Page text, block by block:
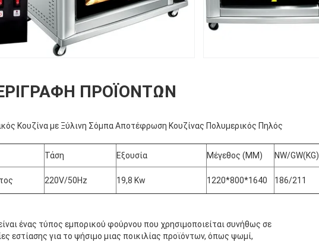
ΠΡΟΪΌΝΤΩΝ
Κουζίνα με Ξύλινη Σόμπα Αποτέφρωση Κουζίνας Πολυμερικός Πηλός
Τάση Εξουσία Μέγεθος (MM) NW/GW(KG)
220V/50Hz 19,8 Kw 1220*800*1640 186/211
ένας τύπος εμπορικού φούρνου που χρησιμοποιείται συνήθως σε
εστίασης για το ψήσιμο μιας ποικιλίας προϊόντων, όπως ψωμί,